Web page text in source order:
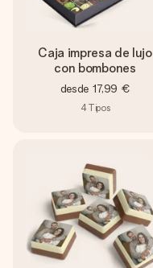
Caja impresa de lujo
con bombones
desde 17,99 €
4Tipos